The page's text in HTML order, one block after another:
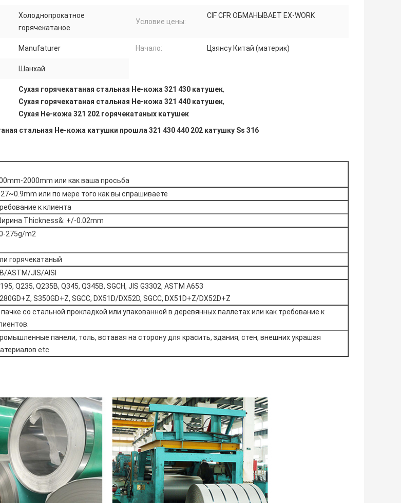
Холоднопрокатное
горячекатаное
Условие цены:
CIF CFR ОБМАНЫВАЕТ EX-WORK
Manufaturer Начало: Цзянсу Китай (материк)
Шанхай
Сухая горячекатаная стальная Не-кожа 321 430 катушек,
Сухая горячекатаная стальная Не-кожа 321 440 катушек,
Сухая Не-кожа 321 202 горячекатаных катушек
стальная Не-кожа катушки прошла 321 430 440 202 катушку Ss 316
2000mm или как ваша просьба
или по мере того как вы спрашиваете
к клиента
Thickness&: +/-0.02mm
275g/m2
горячекатаный
ASTM/JIS/AISI
Q235, Q235B, Q345, Q345B, SGCH, JIS G3302, ASTM A653
S350GD+Z, SGCC, DX51D/DX52D, SGCC, DX51D+Z/DX52D+Z
пачке со стальной прокладкой или упакованной в деревянных паллетах или как требование к
панели, толь, вставая на сторону для красить, здания, стен, внешних украшая
etc